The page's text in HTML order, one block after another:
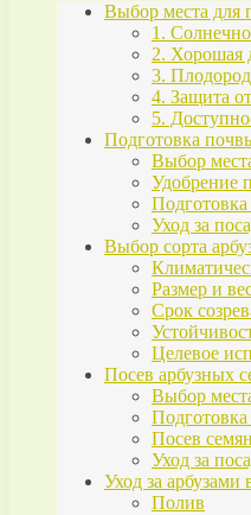
Выбор места для
1.
2. Хорошая
3.
4. Защита
5.
Подготовка
Выбор
Удобрение
Подготовка
Уход за
Выбор сорта
Размер и
Срок
Целевое
Посев арбузных
Выбор
Посев семян
Уход за
Уход за арбузами
Полив